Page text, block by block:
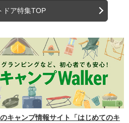
ドア特集TOP
キャンプ情報サイト「はじめてのキ